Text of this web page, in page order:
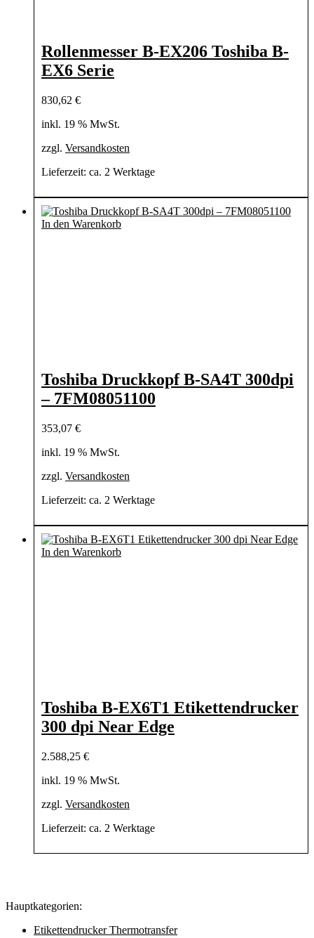
Rollenmesser B-EX206 Toshiba B-
EX6 Serie
830,62 €
inkl. 19 % MwSt.
zzgl. Versandkosten
Lieferzeit: ca. 2 Werktage
In den Warenkorb
Toshiba Druckkopf B-SA4T 300dpi
– 7FM08051100
353,07 €
inkl. 19 % MwSt.
zzgl. Versandkosten
Lieferzeit: ca. 2 Werktage
In den Warenkorb
Toshiba B-EX6T1 Etikettendrucker
300 dpi Near Edge
2.588,25 €
inkl. 19 % MwSt.
zzgl. Versandkosten
Lieferzeit: ca. 2 Werktage
Hauptkategorien:
Etikettendrucker Thermotransfer